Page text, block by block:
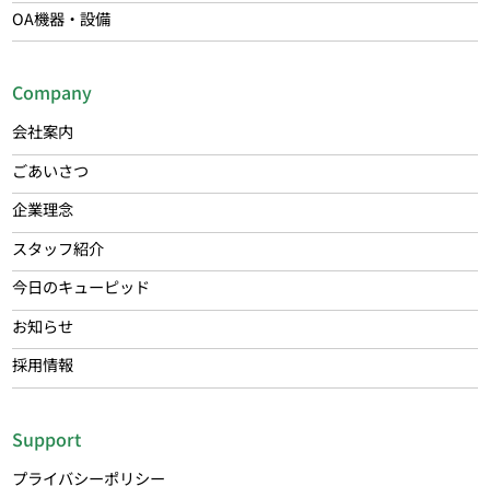
OA機器・設備
Company
会社案内
ごあいさつ
企業理念
スタッフ紹介
今日のキューピッド
お知らせ
採用情報
Support
プライバシーポリシー